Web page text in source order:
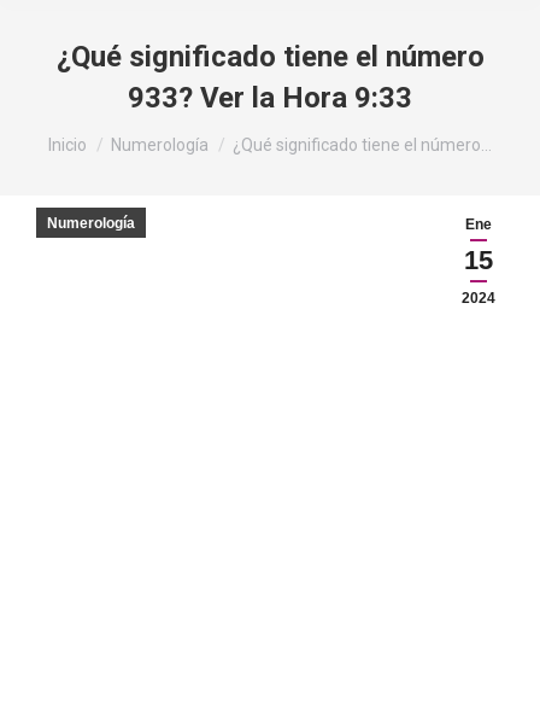
¿Qué significado tiene el número
933? Ver la Hora 9:33
Estás aquí:
Inicio Numerología ¿Qué significado tiene el número…
Ene
15
2024
Numerología